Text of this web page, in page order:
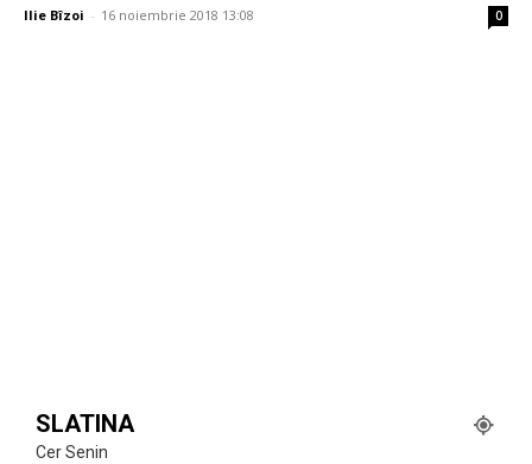
Ilie Bîzoi - 16 noiembrie 2018 13:08 0
SLATINA
Cer Senin